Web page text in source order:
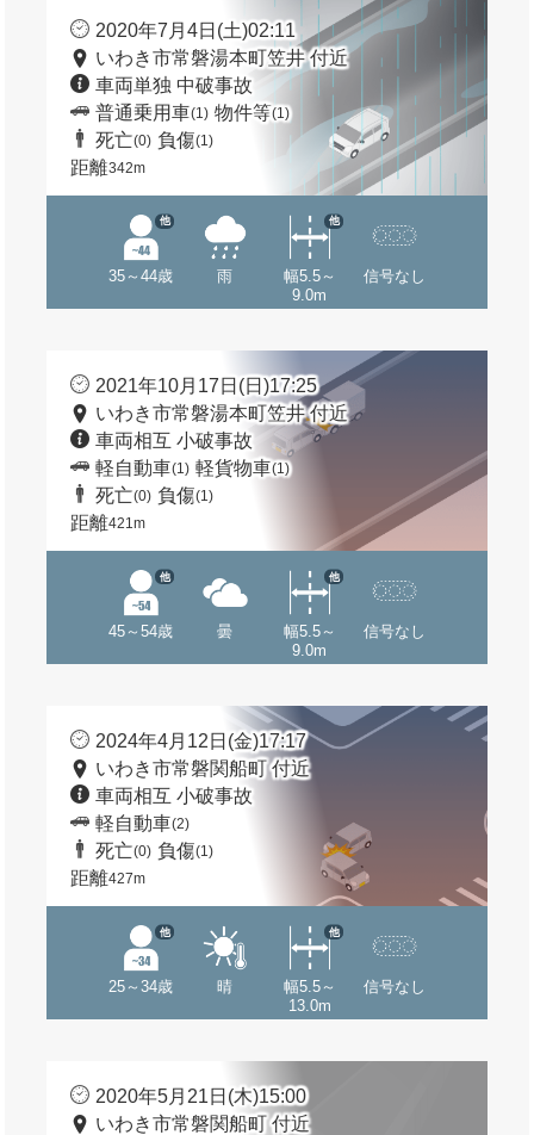
2020年7月4日(土)02:11
いわき市常磐湯本町笠井 付近
車両単独 中破事故
普通乗用車(1) 物件等(1)
死亡(0) 負傷(1)
距離342m
35～44歳
他
雨
幅5.5～
9.0m
他
信号なし
2021年10月17日(日)17:25
いわき市常磐湯本町笠井 付近
車両相互 小破事故
軽自動車(1) 軽貨物車(1)
死亡(0) 負傷(1)
距離421m
45～54歳
他
曇
幅5.5～
9.0m
他
信号なし
2024年4月12日(金)17:17
いわき市常磐関船町 付近
車両相互 小破事故
軽自動車(2)
死亡(0) 負傷(1)
距離427m
25～34歳
他
晴
幅5.5～
13.0m
他
信号なし
2020年5月21日(木)15:00
いわき市常磐関船町 付近